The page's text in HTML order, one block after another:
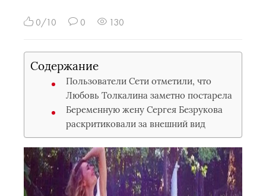
0/10 0 130
Содержание
Пользователи Сети отметили, что
Любовь Толкалина заметно постарела
Беременную жену Сергея Безрукова
раскритиковали за внешний вид